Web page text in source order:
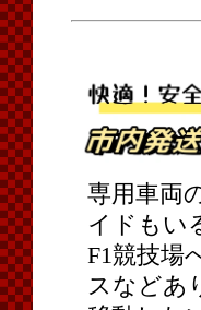
専用車両
イドもい
F1競技場
スなどあ